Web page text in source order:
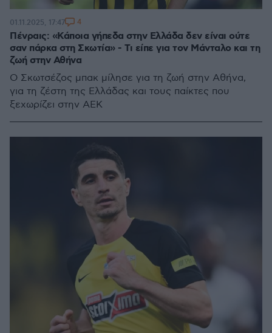
Πένραις: «Κάποια γήπεδα στην Ελλάδα δεν είναι ούτε
σαν πάρκα στη Σκωτία» - Τι είπε για τον Μάνταλο και τη
ζωή στην Αθήνα
Ο Σκωτσέζος μπακ μίλησε για τη ζωή στην Αθήνα,
για τη ζέστη της Ελλάδας και τους παίκτες που
ξεχωρίζει στην ΑΕΚ
01.11.2025, 17:47 4